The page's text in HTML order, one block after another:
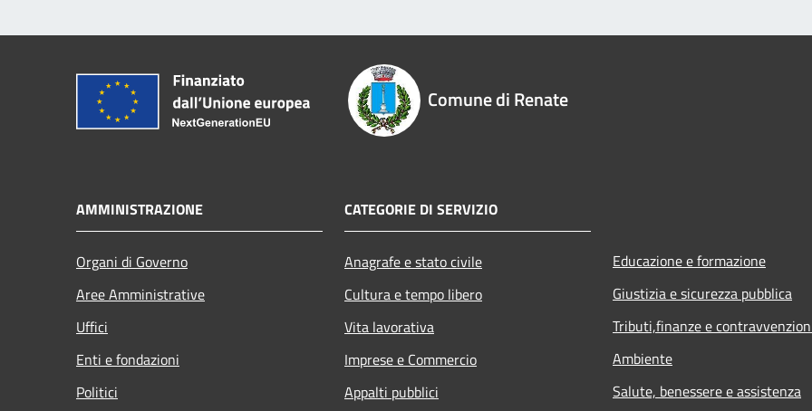
Comune di Renate
AMMINISTRAZIONE
Organi di Governo
Aree Amministrative
Uffici
Enti e fondazioni
Politici
CATEGORIE DI SERVIZIO
Anagrafe e stato civile
Cultura e tempo libero
Vita lavorativa
Imprese e Commercio
Appalti pubblici
Educazione e formazione
Giustizia e sicurezza pubblica
Tributi,finanze e
Ambiente
Salute, benessere e assistenza